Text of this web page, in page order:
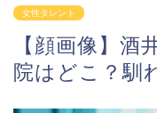
女性タレント
【顔画像】酒
院はどこ？馴